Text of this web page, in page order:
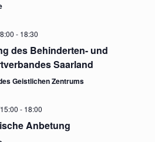
- 18:30
des Behinderten- und
Saarland
Geistlichen Zentrums
- 18:00
Anbetung